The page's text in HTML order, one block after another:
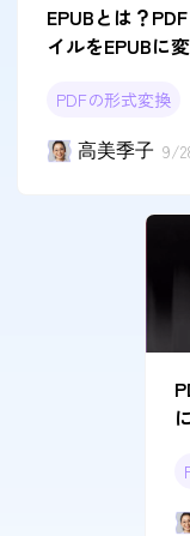
EPUBとは？
イルをEPUBに
PDFの形式変換
高美季子 9/